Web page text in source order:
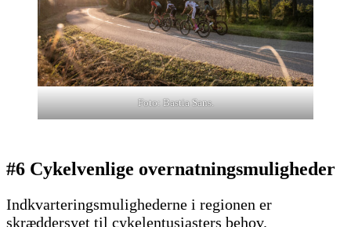
Foto: Bastia Sans.
#6 Cykelvenlige overnatningsmuligheder
Indkvarteringsmulighederne i regionen er
skræddersyet til cykelentusiasters behov.